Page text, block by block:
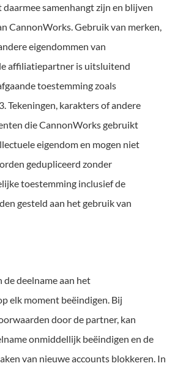
samenhangt zijn en blijven
CannonWorks. Gebruik van merken,
eigendommen van
affiliatiepartner is uitsluitend
toestemming zoals
Tekeningen, karakters of andere
die CannonWorks gebruikt
eigendom en mogen niet
gedupliceerd zonder
toestemming inclusief de
gesteld aan het gebruik van
deelname aan het
elk moment beëindigen. Bij
door de partner, kan
onmiddellijk beëindigen en de
van nieuwe accounts blokkeren. In